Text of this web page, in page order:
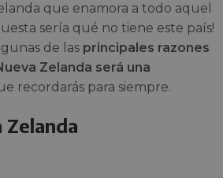
que enamora a todo aquel
sería qué no tiene este país!
de las principales razones
Zelanda será una
recordarás para siempre.